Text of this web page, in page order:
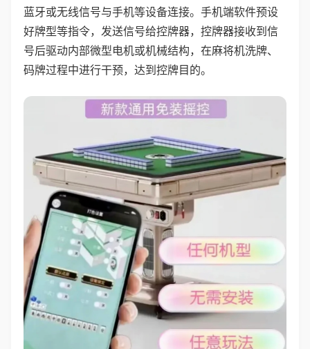
蓝牙或无线信号与手机等设备连接。手机端软件预设
好牌型等指令，发送信号给控牌器，控牌器接收到信
号后驱动内部微型电机或机械结构，在麻将机洗牌、
码牌过程中进行干预，达到控牌目的。